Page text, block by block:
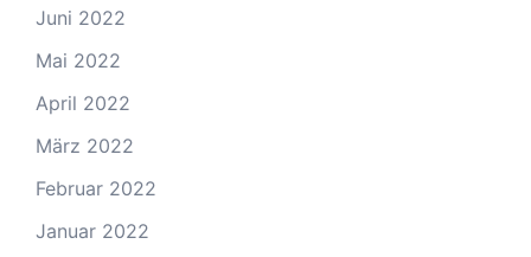
Juni 2022
Mai 2022
April 2022
März 2022
Februar 2022
Januar 2022